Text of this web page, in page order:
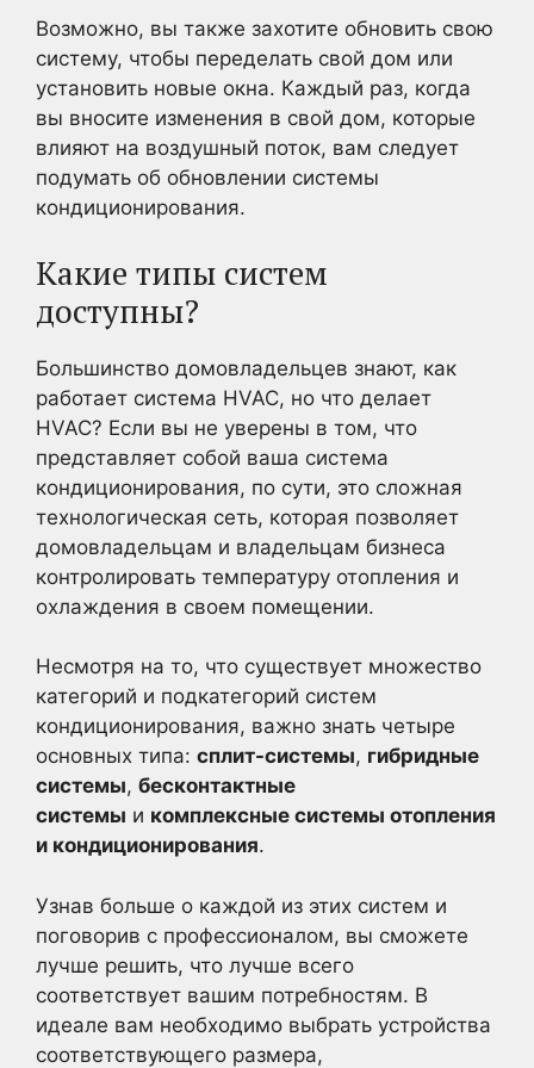
Возможно, вы также захотите обновить свою
систему, чтобы переделать свой дом или
установить новые окна. Каждый раз, когда
вы вносите изменения в свой дом, которые
влияют на воздушный поток, вам следует
подумать об обновлении системы
кондиционирования.
Какие типы систем
доступны?
Большинство домовладельцев знают, как
работает система HVAC, но что делает
HVAC? Если вы не уверены в том, что
представляет собой ваша система
кондиционирования, по сути, это сложная
технологическая сеть, которая позволяет
домовладельцам и владельцам бизнеса
контролировать температуру отопления и
охлаждения в своем помещении.
Несмотря на то, что существует множество
категорий и подкатегорий систем
кондиционирования, важно знать четыре
основных типа: сплит-системы, гибридные
системы, бесконтактные
системы и комплексные системы отопления
и кондиционирования.
Узнав больше о каждой из этих систем и
поговорив с профессионалом, вы сможете
лучше решить, что лучше всего
соответствует вашим потребностям. В
идеале вам необходимо выбрать устройства
соответствующего размера,